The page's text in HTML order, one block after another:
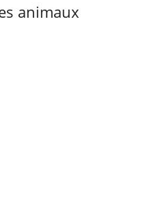
animaux